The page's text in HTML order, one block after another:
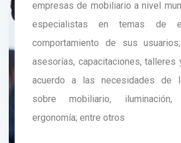
empresas de mobiliario a nivel
especialistas en temas de
comportamiento de sus
asesorías, capacitaciones, talleres
acuerdo a las necesidades de
sobre mobiliario, iluminación,
ergonomía; entre otros